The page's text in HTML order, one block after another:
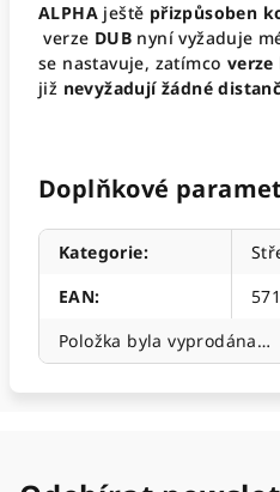
ALPHA ještě přizpůsoben
verze DUB nyní vyžaduje
se nastavuje, zatímco
již nevyžadují žádné
Doplňkové
Kategorie:
EAN:
Položka byla vyprodána…